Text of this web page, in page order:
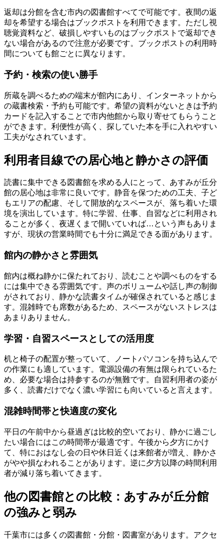
返却は分館を含む市内の図書館すべてで可能です。夜間の返
却を希望する場合はブックポストを利用できます。ただし視
聴覚資料など、破損しやすいものはブックポストで返却でき
ない場合があるので注意が必要です。ブックポストの利用時
間についても館ごとに異なります。
予約・検索の使い勝手
所蔵を調べるための端末が館内にあり、インターネットから
の蔵書検索・予約も可能です。希望の資料がないときは予約
カードを記入することで市内他館から取り寄せてもらうこと
ができます。利便性が高く、探していた本を手に入れやすい
工夫がなされています。
利用者目線での居心地と静かさの評価
読書に集中できる図書館を求める人にとって、あすみが丘分
館の居心地は非常に良いです。静音を保つための工夫、子ど
もエリアの配慮、そして開放的なスペースが、落ち着いた環
境を演出しています。特に学習、仕事、自習などに利用され
ることが多く、夜遅くまで開いていれば…という声もありま
すが、現状の営業時間でも十分に満足できる面があります。
館内の静かさと雰囲気
館内は概ね静かに保たれており、読むことや調べものをする
には集中できる雰囲気です。声のボリュームや話し声の制御
がされており、静かな読書タイムが確保されていると感じま
す。混雑時でも席数があるため、スペースがないストレスは
あまりありません。
学習・自習スペースとしての活用度
机と椅子の配置が整っていて、ノートパソコンを持ち込んで
の作業にも適しています。電源設備の有無は限られているた
め、必要な場合は持参するのが無難です。自習利用者の姿が
多く、読書だけでなく濃い学習にも向いていると言えます。
混雑時間帯と快適度の変化
平日の午前中から昼過ぎは比較的空いており、静かに過ごし
たい場合にはこの時間帯が最適です。午後から夕方にかけ
て、特におはなし会の日や休日近くは来館者が増え、静かさ
がやや損なわれることがあります。逆に夕方以降の時間利用
者が減り落ち着いてきます。
他の図書館との比較：あすみが丘分館
の強みと弱み
千葉市には多くの図書館・分館・図書室があります。アクセ